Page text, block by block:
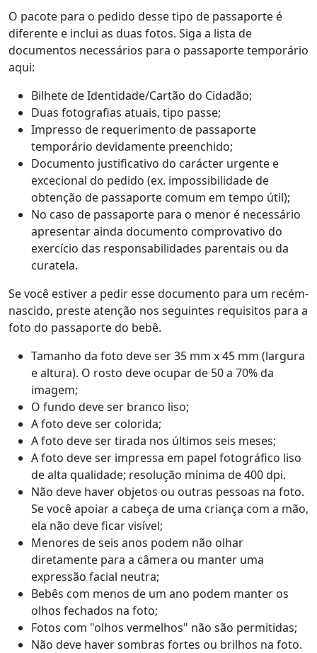
O pacote para o pedido desse tipo de passaporte é
diferente e inclui as duas fotos. Siga a lista de
documentos necessários para o passaporte temporário
aqui:
Bilhete de Identidade/Cartão do Cidadão;
Duas fotografias atuais, tipo passe;
Impresso de requerimento de passaporte
temporário devidamente preenchido;
Documento justificativo do carácter urgente e
excecional do pedido (ex. impossibilidade de
obtenção de passaporte comum em tempo útil);
No caso de passaporte para o menor é necessário
apresentar ainda documento comprovativo do
exercício das responsabilidades parentais ou da
curatela.
Se você estiver a pedir esse documento para um recém-
nascido, preste atenção nos seguintes requisitos para a
foto do passaporte do bebê.
Tamanho da foto deve ser 35 mm x 45 mm (largura
e altura). O rosto deve ocupar de 50 a 70% da
imagem;
O fundo deve ser branco liso;
A foto deve ser colorida;
A foto deve ser tirada nos últimos seis meses;
A foto deve ser impressa em papel fotográfico liso
de alta qualidade; resolução mínima de 400 dpi.
Não deve haver objetos ou outras pessoas na foto.
Se você apoiar a cabeça de uma criança com a mão,
ela não deve ficar visível;
Menores de seis anos podem não olhar
diretamente para a câmera ou manter uma
expressão facial neutra;
Bebês com menos de um ano podem manter os
olhos fechados na foto;
Fotos com "olhos vermelhos" não são permitidas;
Não deve haver sombras fortes ou brilhos na foto.